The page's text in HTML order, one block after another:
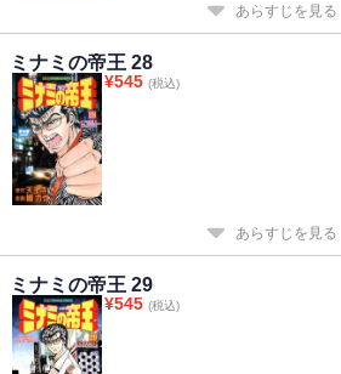
あらすじを見る
ミナミの帝王 28
¥545 (税込)
あらすじを見る
ミナミの帝王 29
¥545 (税込)